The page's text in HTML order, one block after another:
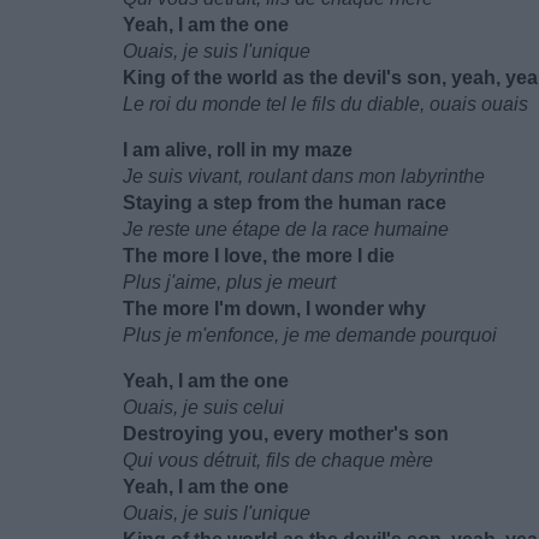
Yeah, I am the one
Ouais, je suis l'unique
King of the world as the devil's son, yeah,
Le roi du monde tel le fils du diable, ouais ouais
I am alive, roll in my maze
Je suis vivant, roulant dans mon labyrinthe
Staying a step from the human race
Je reste une étape de la race humaine
The more I love, the more I die
Plus j'aime, plus je meurt
The more I'm down, I wonder why
Plus je m'enfonce, je me demande pourquoi
Yeah, I am the one
Ouais, je suis celui
Destroying you, every mother's son
Qui vous détruit, fils de chaque mère
Yeah, I am the one
Ouais, je suis l'unique